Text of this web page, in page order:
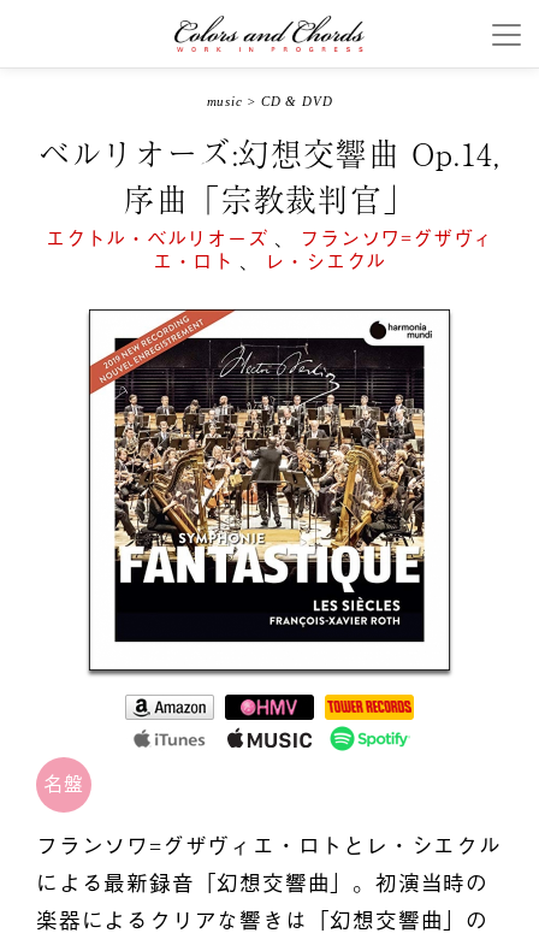
music > CD & DVD
ベルリオーズ:幻想交響曲 Op.14,
序曲「宗教裁判官」
エクトル・ベルリオーズ 、
フランソワ=グザヴィ
エ・ロト 、 レ・シエクル
名盤
フランソワ=グザヴィエ・ロトとレ・シエクル
による最新録音「幻想交響曲」。初演当時の
楽器によるクリアな響きは「幻想交響曲」の